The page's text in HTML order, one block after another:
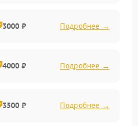
3000 ₽ Подробнее →
4000 ₽ Подробнее →
3500 ₽ Подробнее →